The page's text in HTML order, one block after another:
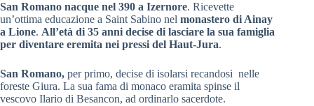
San Romano nacque nel 390 a Izernore. Ricevette
un’ottima educazione a Saint Sabino nel monastero di Ainay
a Lione. All’età di 35 anni decise di lasciare la sua famiglia
per diventare eremita nei pressi del Haut-Jura.
San Romano, per primo, decise di isolarsi recandosi nelle
foreste Giura. La sua fama di monaco eramita spinse il
vescovo Ilario di Besancon, ad ordinarlo sacerdote.